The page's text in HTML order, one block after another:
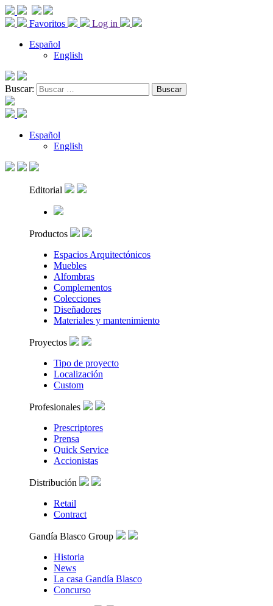
Favoritos
Log in
Español
English
Buscar:
Español
English
Editorial
Productos
Espacios Arquitectónicos
Muebles
Alfombras
Complementos
Colecciones
Diseñadores
Materiales y mantenimiento
Proyectos
Tipo de proyecto
Localización
Custom
Profesionales
Prescriptores
Prensa
Quick Service
Accionistas
Distribución
Retail
Contract
Gandía Blasco Group
Historia
News
La casa Gandía Blasco
Concurso